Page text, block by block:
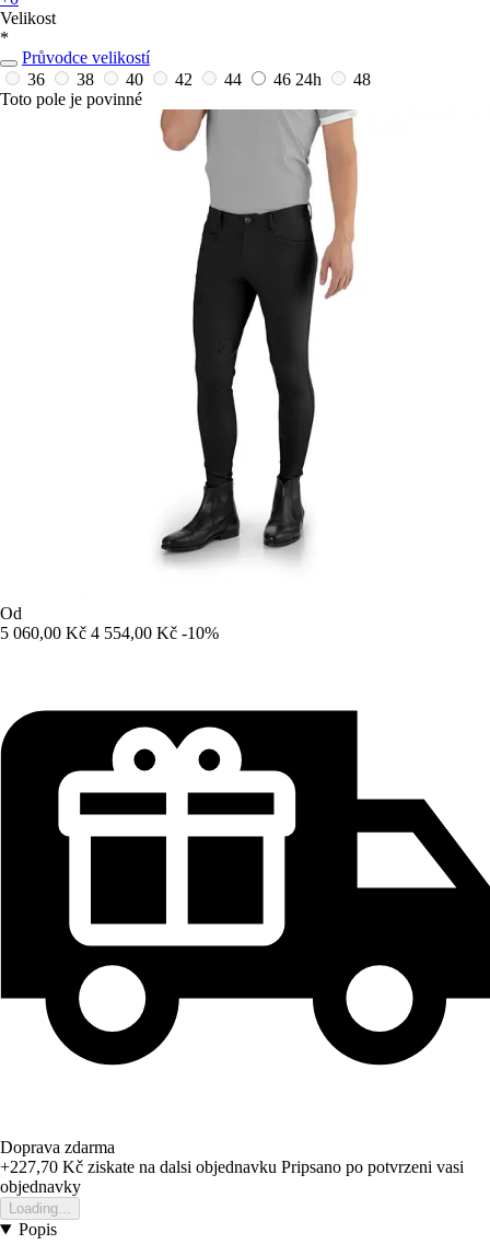
Velikost
*
Průvodce velikostí
36
38 40 42 44 46 24h
48
Toto pole je povinné
Od
5 060,00 Kč 4 554,00 Kč -10%
Doprava zdarma
+227,70 Kč ziskate na dalsi objednavku Pripsano po potvrzeni vasi
objednavky
Loading...
Popis